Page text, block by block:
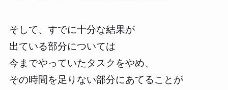
そして、すでに十分な結果が
出ている部分については
今までやっていたタスクをやめ、
その時間を足りない部分にあてることが